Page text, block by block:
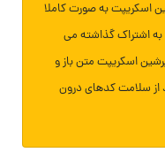
اسکریپت به صورت کاملا
اشتراک گذاشته می
اسکریپت متن باز و
از سلامت کدهای درون